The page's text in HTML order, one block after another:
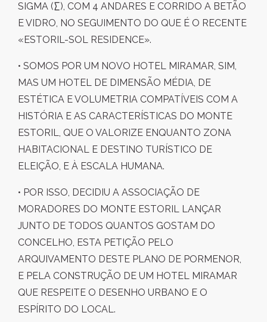
SIGMA (∑), COM 4 ANDARES E CORRIDO A BETÃO
E VIDRO, NO SEGUIMENTO DO QUE É O RECENTE
«ESTORIL-SOL RESIDENCE».
• SOMOS POR UM NOVO HOTEL MIRAMAR, SIM,
MAS UM HOTEL DE DIMENSÃO MÉDIA, DE
ESTÉTICA E VOLUMETRIA COMPATÍVEIS COM A
HISTÓRIA E AS CARACTERÍSTICAS DO MONTE
ESTORIL, QUE O VALORIZE ENQUANTO ZONA
HABITACIONAL E DESTINO TURÍSTICO DE
ELEIÇÃO, E À ESCALA HUMANA.
• POR ISSO, DECIDIU A ASSOCIAÇÃO DE
MORADORES DO MONTE ESTORIL LANÇAR
JUNTO DE TODOS QUANTOS GOSTAM DO
CONCELHO, ESTA PETIÇÃO PELO
ARQUIVAMENTO DESTE PLANO DE PORMENOR,
E PELA CONSTRUÇÃO DE UM HOTEL MIRAMAR
QUE RESPEITE O DESENHO URBANO E O
ESPÍRITO DO LOCAL.